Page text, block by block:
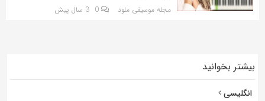
صفحه
خود
به
مجله موسیقی ملود 0 3 سال پیش
بیشتر بخوانید
انگلیسی